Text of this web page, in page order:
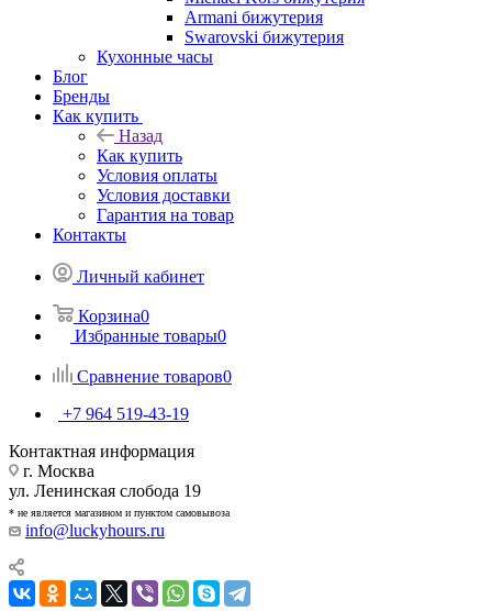
Armani бижутерия
Swarovski бижутерия
Кухонные часы
Блог
Бренды
Как купить
Назад
Как купить
Условия оплаты
Условия доставки
Гарантия на товар
Контакты
Личный кабинет
Корзина0
Избранные товары0
Сравнение товаров0
+7 964 519-43-19
Контактная информация
г. Москва
ул. Ленинская слобода 19
* не является магазином и пунктом самовывоза
info@luckyhours.ru